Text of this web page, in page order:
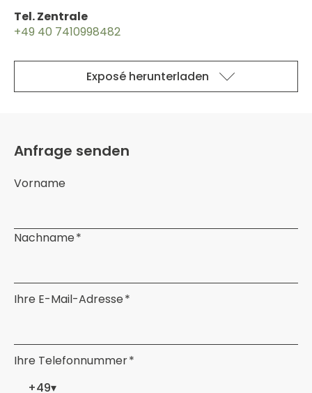
Tel. Zentrale
+49 40 7410998482
Exposé herunterladen
Anfrage senden
Vorname
Nachname *
Ihre E-Mail-Adresse *
Ihre Telefonnummer *
+49▾